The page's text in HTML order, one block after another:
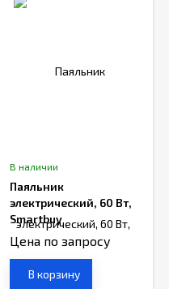
В наличии
Паяльник
электрический, 60 Вт,
Smartbuy
Цена по запросу
В корзину